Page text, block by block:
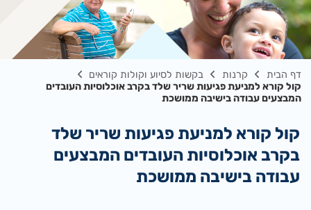
דף הבית קרנות
בקשות לסיוע וקולות קוראים
קול קורא למניעת פגיעות שריר שלד בקרב אוכלוסיות העובדים
המבצעים עבודה בישיבה ממושכת
קול קורא למניעת פגיעות שריר שלד
בקרב אוכלוסיות העובדים המבצעים
עבודה בישיבה ממושכת